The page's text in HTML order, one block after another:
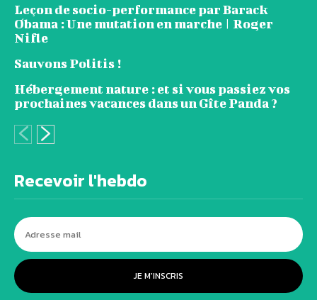
Leçon de socio-performance par Barack
Obama : Une mutation en marche | Roger
Nifle
Sauvons Politis !
Hébergement nature : et si vous passiez vos
prochaines vacances dans un Gîte Panda ?
Recevoir l'hebdo
JE M'INSCRIS